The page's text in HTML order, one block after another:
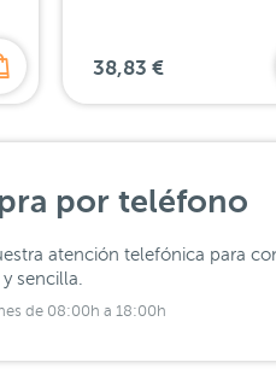
38,83 €
por teléfono
atención telefónica para
sencilla.
de 08:00h a 18:00h